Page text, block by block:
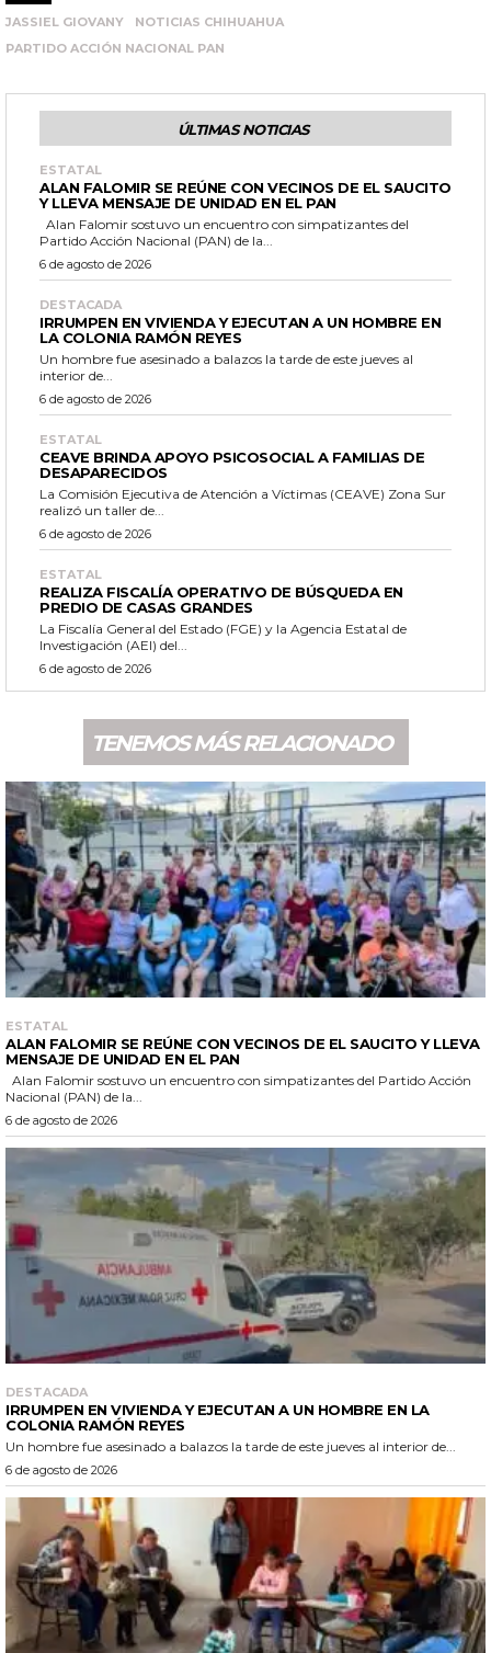
JASSIEL GIOVANY
NOTICIAS CHIHUAHUA
PARTIDO ACCIÓN NACIONAL PAN
ÚLTIMAS NOTICIAS
ESTATAL
ALAN FALOMIR SE REÚNE CON VECINOS DE EL SAUCITO
Y LLEVA MENSAJE DE UNIDAD EN EL PAN
Partido Acción Nacional (PAN) de la...
6 de agosto de 2026
DESTACADA
IRRUMPEN EN VIVIENDA Y EJECUTAN A UN HOMBRE EN
LA COLONIA RAMÓN REYES
Un hombre fue asesinado a balazos la tarde de este jueves al
interior de...
6 de agosto de 2026
ESTATAL
CEAVE BRINDA APOYO PSICOSOCIAL A FAMILIAS DE
DESAPARECIDOS
La Comisión Ejecutiva de Atención a Víctimas (CEAVE) Zona Sur
realizó un taller de...
6 de agosto de 2026
ESTATAL
REALIZA FISCALÍA OPERATIVO DE BÚSQUEDA EN
PREDIO DE CASAS GRANDES
La Fiscalía General del Estado (FGE) y la Agencia Estatal de
Investigación (AEI) del...
6 de agosto de 2026
TENEMOS MÁS RELACIONADO
ESTATAL
ALAN FALOMIR SE REÚNE CON VECINOS DE EL SAUCITO Y LLEVA
MENSAJE DE UNIDAD EN EL PAN
Nacional (PAN) de la...
6 de agosto de 2026
DESTACADA
IRRUMPEN EN VIVIENDA Y EJECUTAN A UN HOMBRE EN LA
COLONIA RAMÓN REYES
Un hombre fue asesinado a balazos la tarde de este jueves al interior de...
6 de agosto de 2026